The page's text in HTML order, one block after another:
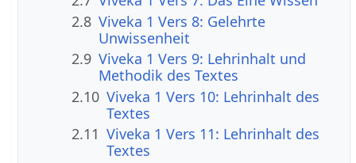
2.8 Viveka 1 Vers 8: Gelehrte
Unwissenheit
2.9 Viveka 1 Vers 9: Lehrinhalt und
Methodik des Textes
2.10 Viveka 1 Vers 10: Lehrinhalt des
Textes
2.11 Viveka 1 Vers 11: Lehrinhalt des
Textes